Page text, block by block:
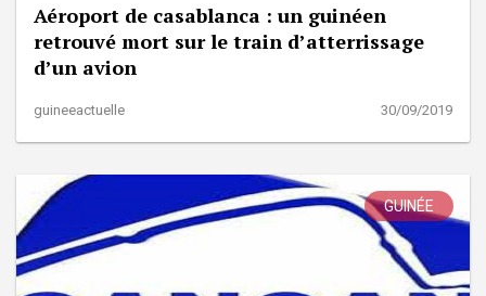
Aéroport de casablanca : un guinéen
retrouvé mort sur le train d’atterrissage
d’un avion
guineeactuelle 30/09/2019
GUINÉE